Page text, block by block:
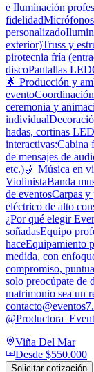
e Iluminación
exterior)Truss y
pirotecnia fría
discoPantallas
🌟 Producción y
ceremonia y
hadas, cortinas
interactivas:Cabina
de mensajes de
etc.)🎷 Música en
ViolinistaBanda
de eventosCarpas
eléctrico de alto
¿Por qué elegir
soñadasEquipo
haceEquipamiento
medida, con
compromiso,
solo preocúpate de
matrimonio sea un
Viña Del Mar
Desde $550.000
Solicitar cotización